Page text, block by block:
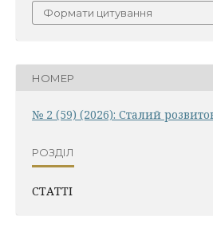
Формати цитування
НОМЕР
№ 2 (59) (2026): Сталий
РОЗДІЛ
СТАТТІ